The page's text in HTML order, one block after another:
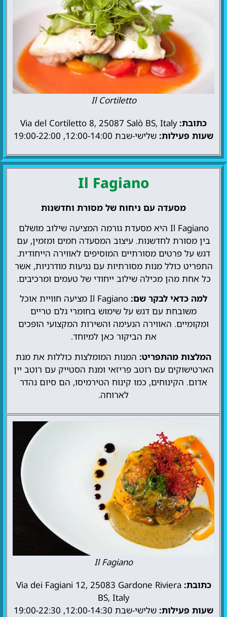
Il Cortiletto
כתובת: Via del Cortiletto 8, 25087 Salò BS, Italy
שעות פעילות: שלישי-שבת 12:00-14:00, 19:00-22:00
Il Fagiano
מסעדה עם ניחוח של מסורת וחדשנות
Il Fagiano היא מסעדת גורמה המציעה שילוב מושלם
בין מסורת לחדשנות. עיצוב המסעדה חמים ומזמין, עם
דגש על פרטים מסורתיים המוסיפים לאווירה הייחודית.
התפריט כולל מנות מסורתיות עם נגיעות מודרניות, אשר
כל אחת מהן מכילה שילוב ייחודי של טעמים ומרכיבים.
למה כדאי לבקר שם:
Il Fagiano מציעה חוויית אוכל
משובחת עם דגש על שימוש בחומרי גלם טריים
ומקומיים. האווירה הנעימה והשירות המקצועי הופכים
את הביקור כאן למיוחד.
המלצות מהתפריט: המנות המומלצות כוללות את מנת
הארטישוקים עם רוטב פריזאי ומנת הסטייק עם רוטב יין
אדום. הקינוחים, כמו קינוח הטירמיסו, הם סיום נהדר
לארוחה.
Il Fagiano
כתובת: Via dei Fagiani 12, 25083 Gardone Riviera
BS, Italy
שעות פעילות: שלישי-שבת 12:00-14:30, 19:00-22:30